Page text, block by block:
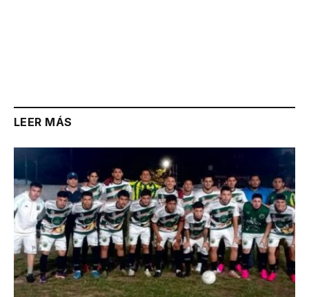
LEER MÁS